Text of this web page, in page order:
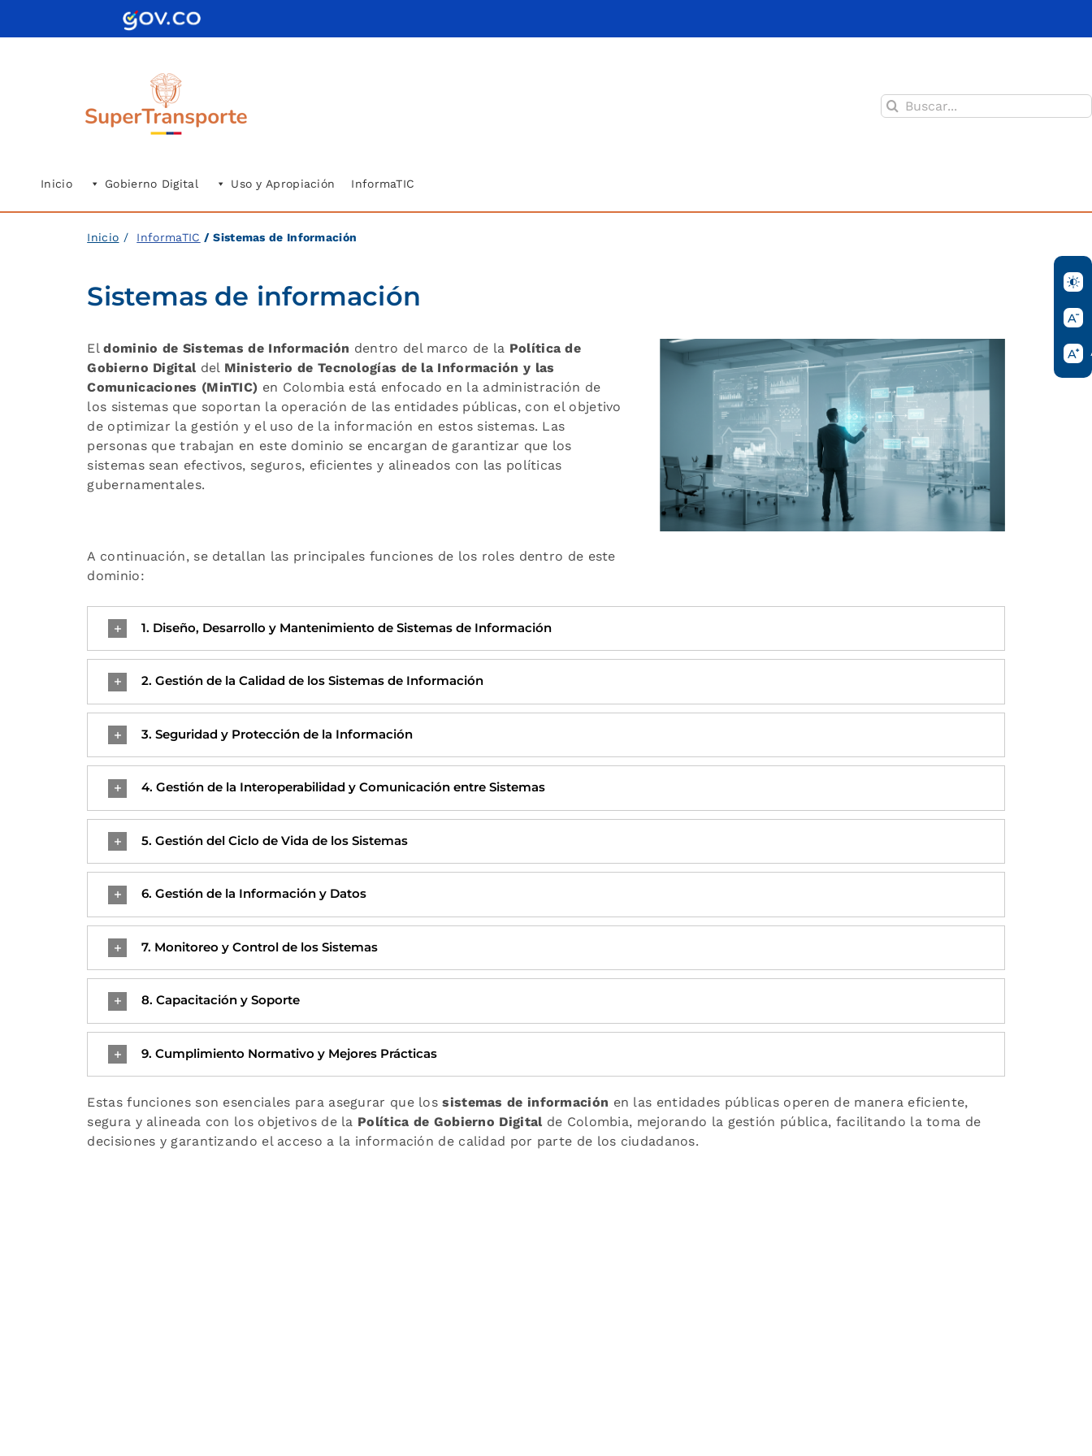
Buscar:
Inicio Gobierno Digital Uso y Apropiación InformaTIC
Inicio / InformaTIC / Sistemas de Información
Sistemas de información
Eldominio de Sistemas de Información dentro del marco de la Política de
Gobierno Digitaldel Ministerio de Tecnologías de la Información y las
Comunicaciones (MinTIC) en Colombia está enfocado en la administración de
los sistemas que soportan la operación de las entidades públicas, con el objetivo
de optimizar la gestión y el uso de la información en estos sistemas. Las
personas que trabajan en este dominio se encargan de garantizar que los
sistemas sean efectivos, seguros, eficientes y alineados con las políticas
gubernamentales.
A continuación, se detallan las principales funciones de los roles dentro de este
dominio:
1. Diseño, Desarrollo y Mantenimiento de Sistemas de Información
2. Gestión de la Calidad de los Sistemas de Información
3. Seguridad y Protección de la Información
4. Gestión de la Interoperabilidad y Comunicación entre Sistemas
5. Gestión del Ciclo de Vida de los Sistemas
6. Gestión de la Información y Datos
7. Monitoreo y Control de los Sistemas
8. Capacitación y Soporte
9. Cumplimiento Normativo y Mejores Prácticas
Estas funciones son esenciales para asegurar que lossistemas de información en las entidades públicas operen de manera eficiente,
segura y alineada con los objetivos de la Política de Gobierno Digitalde Colombia, mejorando la gestión pública, facilitando la toma de
decisiones y garantizando el acceso a la información de calidad por parte de los ciudadanos.